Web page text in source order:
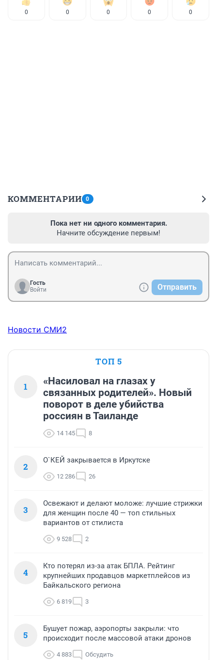
0 0 0 0 0
КОММЕНТАРИИ 0
Пока нет ни одного комментария.
Начните обсуждение первым!
Гость
Войти
Отправить
Новости СМИ2
ТОП 5
1
«Насиловал на глазах у
связанных родителей». Новый
поворот в деле убийства
россиян в Таиланде
14 145 8
2
О`КЕЙ закрывается в Иркутске
12 286 26
3
Освежают и делают моложе: лучшие стрижки
для женщин после 40 — топ стильных
вариантов от стилиста
9 528 2
4
Кто потерял из-за атак БПЛА. Рейтинг
крупнейших продавцов маркетплейсов из
Байкальского региона
6 819 3
5
Бушует пожар, аэропорты закрыли: что
происходит после массовой атаки дронов
4 883 Обсудить